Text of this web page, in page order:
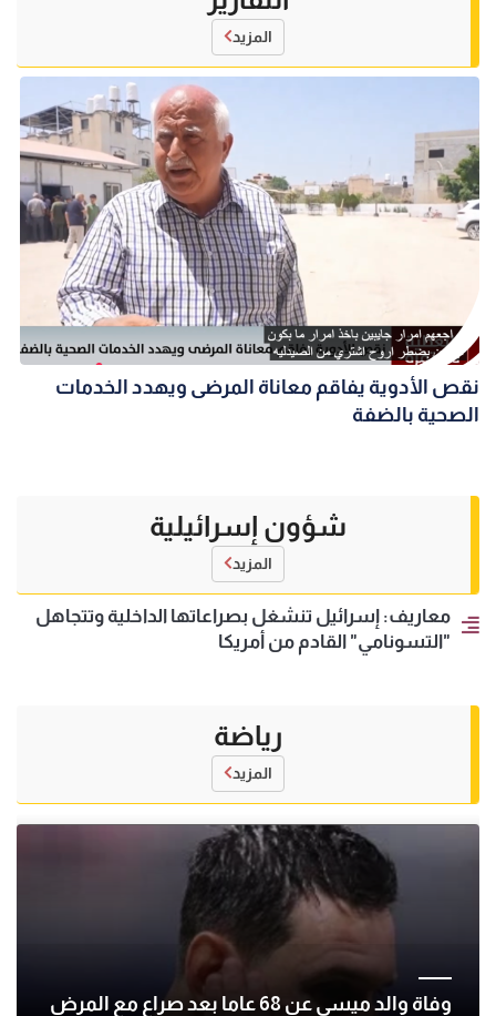
المزيد
نقص الأدوية يفاقم معاناة المرضى ويهدد الخدمات
الصحية بالضفة
شؤون إسرائيلية
المزيد
معاريف: إسرائيل تنشغل بصراعاتها الداخلية وتتجاهل
"التسونامي" القادم من أمريكا
رياضة
المزيد
وفاة والد ميسي عن 68 عاما بعد صراع مع المرض